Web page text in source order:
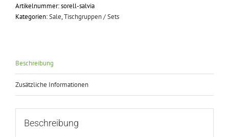
Artikelnummer:sorell-salvia
Kategorien:Sale,Tischgruppen / Sets
Beschreibung
Zusätzliche Informationen
Beschreibung